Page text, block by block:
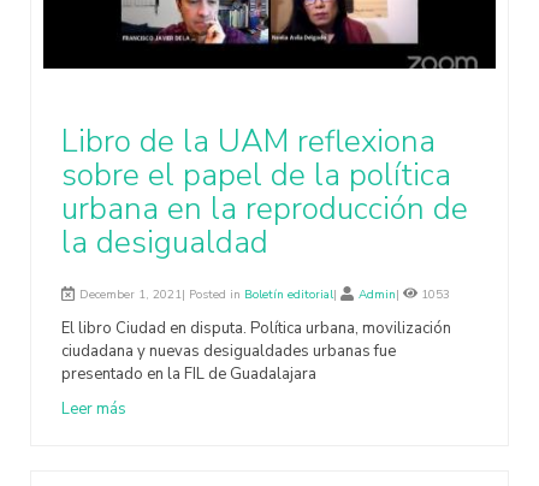
Libro de la UAM reflexiona
sobre el papel de la política
urbana en la reproducción de
la desigualdad
December 1, 2021| Posted in Boletín editorial| Admin| 1053
El libro Ciudad en disputa. Política urbana, movilización
ciudadana y nuevas desigualdades urbanas fue
presentado en la FIL de Guadalajara
Leer más